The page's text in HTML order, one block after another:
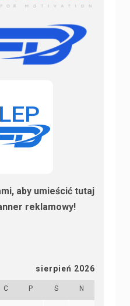
aby umieścić tutaj
reklamowy!
sierpień 2026
C P S N